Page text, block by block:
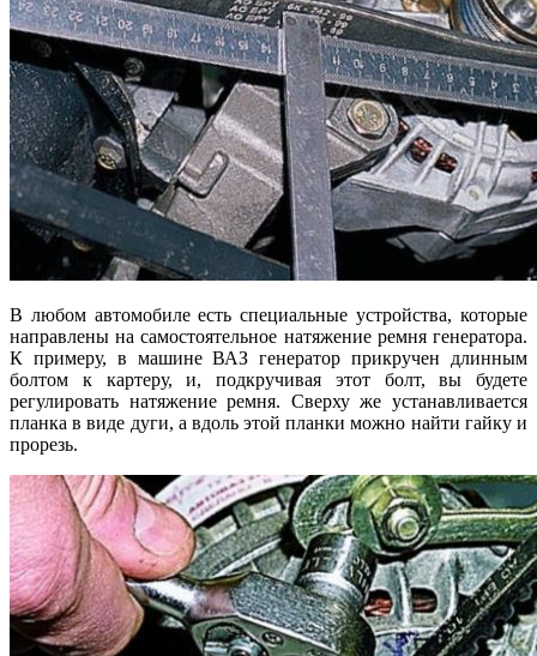
В любом автомобиле есть специальные устройства, которые
направлены на самостоятельное натяжение ремня генератора.
К примеру, в машине ВАЗ генератор прикручен длинным
болтом к картеру, и, подкручивая этот болт, вы будете
регулировать натяжение ремня. Сверху же устанавливается
планка в виде дуги, а вдоль этой планки можно найти гайку и
прорезь.